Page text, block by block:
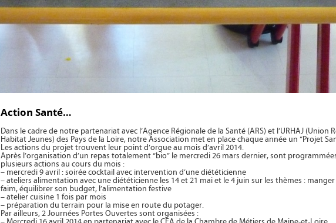
Action Santé…
Dans le cadre de notre partenariat avec l’Agence Régionale de la Santé (ARS) et l’URHAJ (Union
Habitat Jeunes) des Pays de la Loire, notre Association met en place chaque année un “Projet
Les actions du projet trouvent leur point d’orgue au mois d’avril 2014.
Après l’organisation d’un repas totalement “bio” le mercredi 26 mars dernier, sont
plusieurs actions au cours du mois :
– mercredi 9 avril : soirée cocktail avec intervention d’une diététicienne
– ateliers alimentation avec une diététicienne les 14 et 21 mai et le 4 juin sur les thèmes : manger
faim, équilibrer son budget, l’alimentation festive
– atelier cuisine 1 fois par mois
– préparation du terrain pour la mise en route du potager.
Par ailleurs, 2 Journées Portes Ouvertes sont organisées :